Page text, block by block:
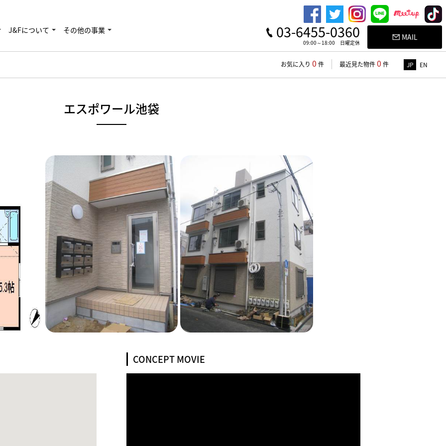
J&Fについて その他の事業 03-6455-0360
09:00～18:00 日曜定休
MAIL
お気に入り 0 件 最近見た物件0 件 JP EN
エスポワール池袋
CONCEPT MOVIE